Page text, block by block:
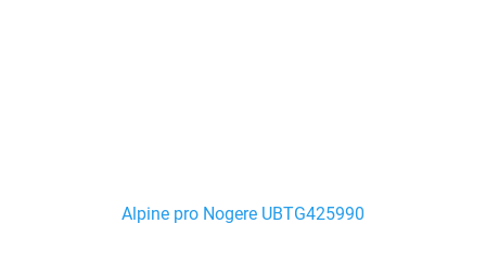
Alpine pro Nogere UBTG425990